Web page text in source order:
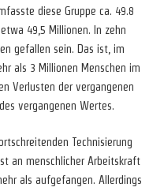
diese Gruppe ca. 49.8
49,5 Millionen. In zehn
gefallen sein. Das ist, im
als 3 Millionen Menschen im
Verlusten der vergangenen
vergangenen Wertes.
Technisierung
an menschlicher Arbeitskraft
als aufgefangen. Allerdings